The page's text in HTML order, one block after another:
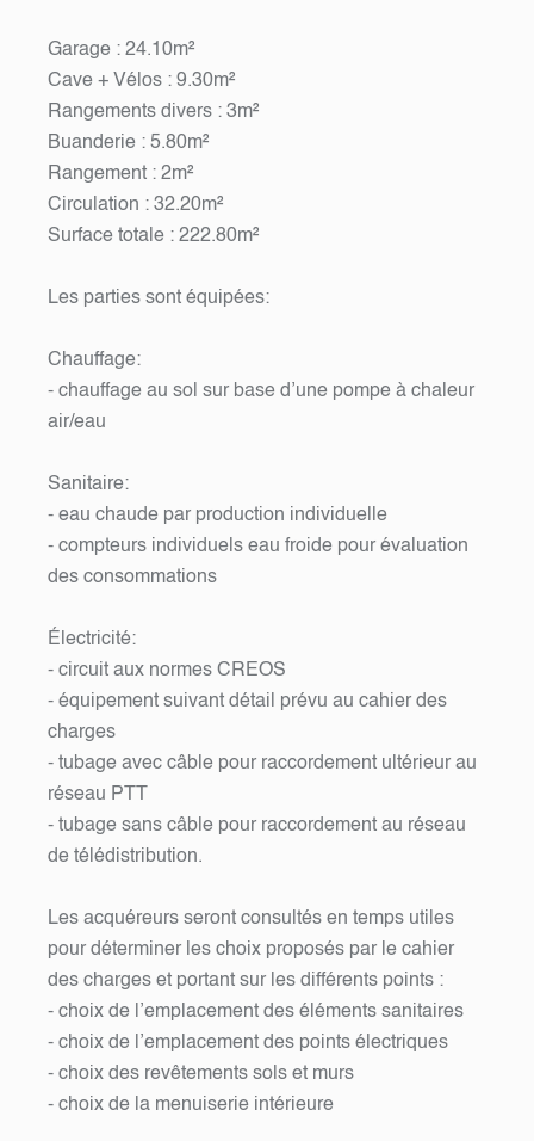
Garage : 24.10m²
Cave + Vélos : 9.30m²
Rangements divers : 3m²
Buanderie : 5.80m²
Rangement : 2m²
Circulation : 32.20m²
Surface totale : 222.80m²
Les parties sont équipées:
Chauffage:
- chauffage au sol sur base d’une pompe à chaleur
air/eau
Sanitaire:
- eau chaude par production individuelle
- compteurs individuels eau froide pour évaluation
des consommations
Électricité:
- circuit aux normes CREOS
- équipement suivant détail prévu au cahier des
charges
- tubage avec câble pour raccordement ultérieur au
réseau PTT
- tubage sans câble pour raccordement au réseau
de télédistribution.
Les acquéreurs seront consultés en temps utiles
pour déterminer les choix proposés par le cahier
des charges et portant sur les différents points :
- choix de l’emplacement des éléments sanitaires
- choix de l’emplacement des points électriques
- choix des revêtements sols et murs
- choix de la menuiserie intérieure